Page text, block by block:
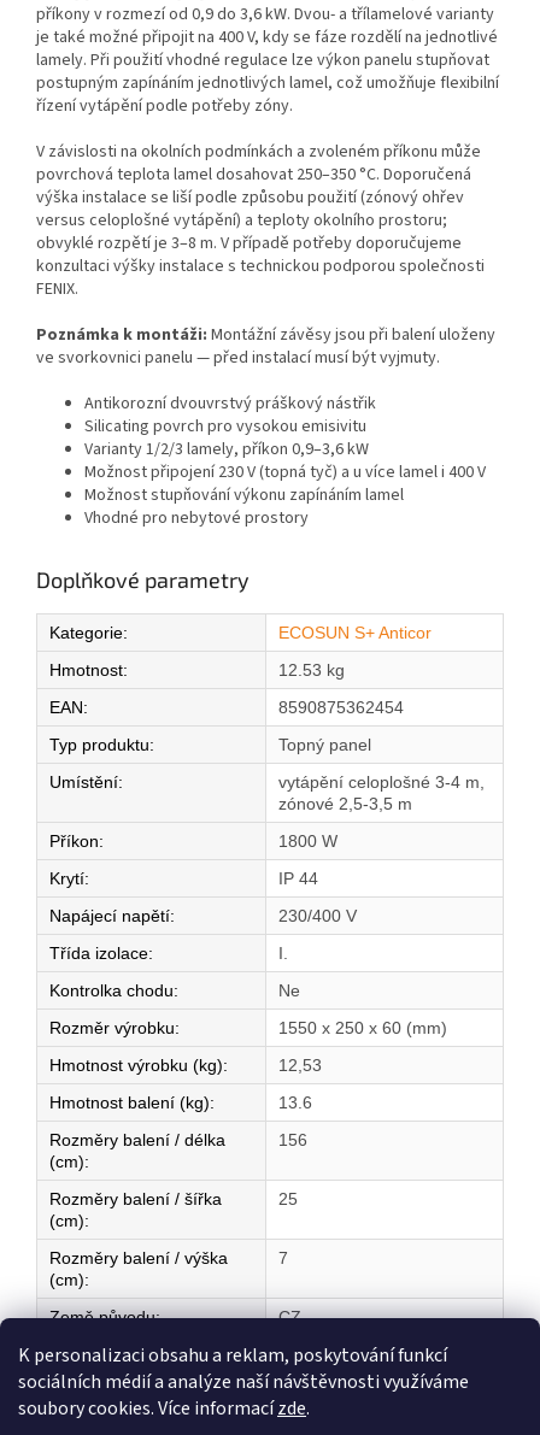
K personalizaci obsahu a reklam, poskytování funkcí
sociálních médií a analýze naší návštěvnosti využíváme
soubory cookies. Více informacízde.
příkony v rozmezí od 0,9 do 3,6 kW. Dvou- a třílamelové varianty
je také možné připojit na 400 V, kdy se fáze rozdělí na jednotlivé
lamely. Při použití vhodné regulace lze výkon panelu stupňovat
postupným zapínáním jednotlivých lamel, což umožňuje flexibilní
řízení vytápění podle potřeby zóny.
V závislosti na okolních podmínkách a zvoleném příkonu může
povrchová teplota lamel dosahovat 250–350 °C. Doporučená
výška instalace se liší podle způsobu použití (zónový ohřev
versus celoplošné vytápění) a teploty okolního prostoru;
obvyklé rozpětí je 3–8 m. V případě potřeby doporučujeme
konzultaci výšky instalace s technickou podporou společnosti
FENIX.
Poznámka k montáži: Montážní závěsy jsou při balení uloženy
ve svorkovnici panelu — před instalací musí být vyjmuty.
Antikorozní dvouvrstvý práškový nástřik
Silicating povrch pro vysokou emisivitu
Varianty 1/2/3 lamely, příkon 0,9–3,6 kW
Možnost připojení 230 V (topná tyč) a u více lamel i 400 V
Možnost stupňování výkonu zapínáním lamel
Vhodné pro nebytové prostory
Doplňkové parametry
Kategorie:
ECOSUN S+ Anticor
Hmotnost:
12.53 kg
EAN:
8590875362454
Typ produktu:
Topný panel
Umístění:
vytápění celoplošné 3-4 m,
zónové 2,5-3,5 m
Příkon:
1800 W
Krytí:
IP 44
Napájecí napětí:
230/400 V
Třída izolace:
I.
Kontrolka chodu:
Ne
Rozměr výrobku:
1550 x 250 x 60 (mm)
Hmotnost výrobku (kg):
12,53
Hmotnost balení (kg):
13.6
Rozměry balení / délka
(cm):
156
Rozměry balení / šířka
(cm):
25
Rozměry balení / výška
(cm):
7
Země původu: CZ